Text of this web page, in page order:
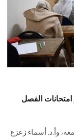
الفصل
وأ.د. ‏أسماء زعزع